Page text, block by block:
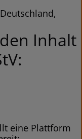
Inhalt
eine Plattform